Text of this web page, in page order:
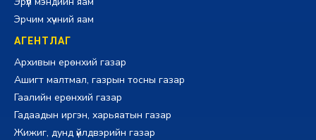
Эрчим хүчний яам
АГЕНТЛАГ
Архивын ерөнхий газар
Ашигт малтмал, газрын тосны газар
Гаалийн ерөнхий газар
Гадаадын иргэн, харьяатын газар
Жижиг, дунд үйлдвэрийн газар